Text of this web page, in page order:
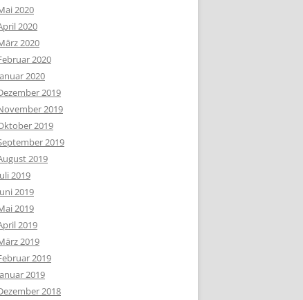
2020
2020
2020
2020
2020
2019
2019
2019
2019
2019
2019
2019
2019
2019
2019
2019
2019
2018